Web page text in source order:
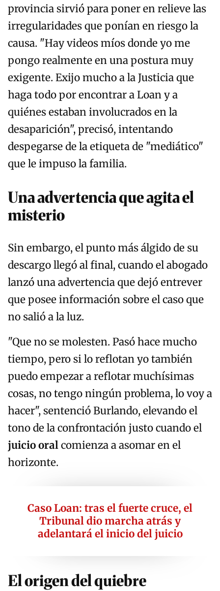
provincia sirvió para poner en relieve las
irregularidades que ponían en riesgo la
causa. "Hay videos míos donde yo me
pongo realmente en una postura muy
exigente. Exijo mucho a la Justicia que
haga todo por encontrar a Loan y a
quiénes estaban involucrados en la
desaparición", precisó, intentando
despegarse de la etiqueta de "mediático"
que le impuso la familia.
Una advertencia que agita el
misterio
Sin embargo, el punto más álgido de su
descargo llegó al final, cuando el abogado
lanzó una advertencia que dejó entrever
que posee información sobre el caso que
no salió a la luz.
"Que no se molesten. Pasó hace mucho
tiempo, pero si lo reflotan yo también
puedo empezar a reflotar muchísimas
cosas, no tengo ningún problema, lo voy a
hacer", sentenció Burlando, elevando el
tono de la confrontación justo cuando el
juicio oralcomienza a asomar en el
horizonte.
Caso Loan: tras el fuerte cruce, el
Tribunal dio marcha atrás y
adelantará el inicio del juicio
El origen del quiebre